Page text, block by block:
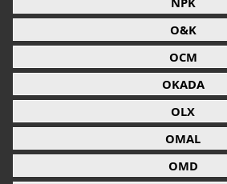
O&K
OCM
OKADA
OLX
OMAL
OMD